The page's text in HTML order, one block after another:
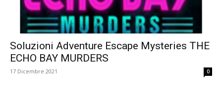
Soluzioni Adventure Escape Mysteries THE
ECHO BAY MURDERS
17 Dicembre 2021 0